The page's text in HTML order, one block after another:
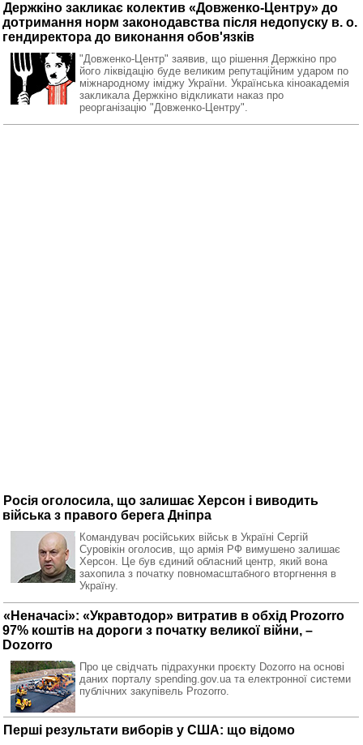
Держкіно закликає колектив «Довженко-Центру» до
дотримання норм законодавства після недопуску в. о.
гендиректора до виконання обов'язків
"Довженко-Центр" заявив, що рішення Держкіно про
його ліквідацію буде великим репутаційним ударом по
міжнародному іміджу України. Українська кіноакадемія
закликала Держкіно відкликати наказ про
реорганізацію "Довженко-Центру".
Росія оголосила, що залишає Херсон і виводить
війська з правого берега Дніпра
Командувач російських військ в Україні Сергій
Суровікін оголосив, що армія РФ вимушено залишає
Херсон. Це був єдиний обласний центр, який вона
захопила з початку повномасштабного вторгнення в
Україну.
«Неначасі»: «Укравтодор» витратив в обхід Prozorro
97% коштів на дороги з початку великої війни, –
Dozorro
Про це свідчать підрахунки проєкту Dozorro на основі
даних порталу spending.gov.ua та електронної системи
публічних закупівель Prozorro.
Перші результати виборів у США: що відомо